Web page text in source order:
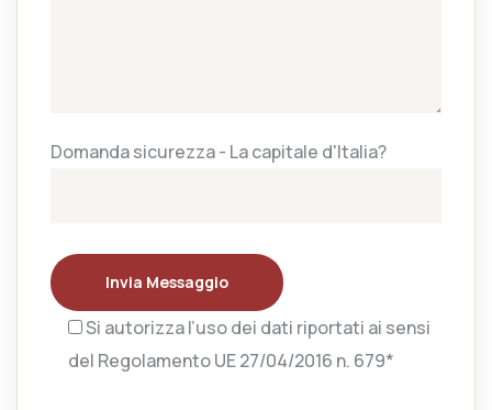
Domanda sicurezza - La capitale d'Italia?
Invia Messaggio
Si autorizza l’uso dei dati riportati ai sensi
del Regolamento UE 27/04/2016 n. 679*